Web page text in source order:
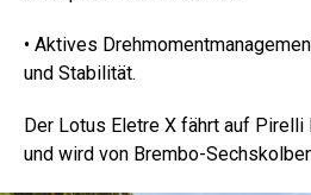
• Aktives
und Stabilität.
Der Lotus Eletre X fährt auf Pirelli
und wird von Brembo-